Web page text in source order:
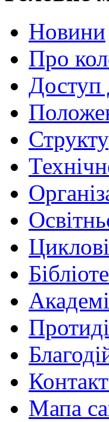
Новини
Про
Доступ
Мапа